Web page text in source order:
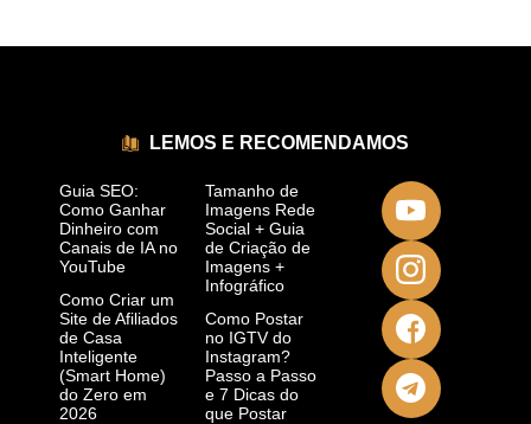
LEMOS E RECOMENDAMOS
Guia SEO:
Como Ganhar
Dinheiro com
Canais de IA no
YouTube
Como Criar um
Site de Afiliados
de Casa
Inteligente
(Smart Home)
do Zero em
2026
Tamanho de
Imagens Rede
Social + Guia
de Criação de
Imagens +
Infográfico
Como Postar
no IGTV do
Instagram?
Passo a Passo
e 7 Dicas do
que Postar